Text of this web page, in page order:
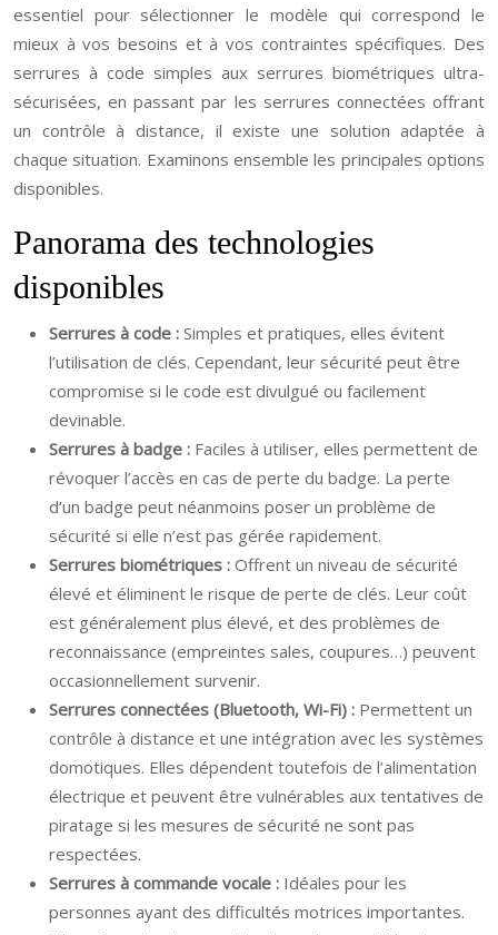
essentiel pour sélectionner le modèle qui correspond le
mieux à vos besoins et à vos contraintes spécifiques. Des
serrures à code simples aux serrures biométriques ultra-
sécurisées, en passant par les serrures connectées offrant
un contrôle à distance, il existe une solution adaptée à
chaque situation. Examinons ensemble les principales options
disponibles.
Panorama des technologies
disponibles
Serrures à code : Simples et pratiques, elles évitent
l’utilisation de clés. Cependant, leur sécurité peut être
compromise si le code est divulgué ou facilement
devinable.
Serrures à badge : Faciles à utiliser, elles permettent de
révoquer l’accès en cas de perte du badge. La perte
d’un badge peut néanmoins poser un problème de
sécurité si elle n’est pas gérée rapidement.
Serrures biométriques : Offrent un niveau de sécurité
élevé et éliminent le risque de perte de clés. Leur coût
est généralement plus élevé, et des problèmes de
reconnaissance (empreintes sales, coupures…) peuvent
occasionnellement survenir.
Serrures connectées (Bluetooth, Wi-Fi) : Permettent un
contrôle à distance et une intégration avec les systèmes
domotiques. Elles dépendent toutefois de l’alimentation
électrique et peuvent être vulnérables aux tentatives de
piratage si les mesures de sécurité ne sont pas
respectées.
Serrures à commande vocale : Idéales pour les
personnes ayant des difficultés motrices importantes.